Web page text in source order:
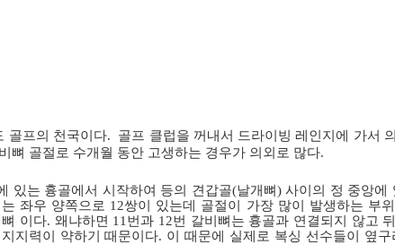
골프의 천국이다.
골프 클럽을 꺼내서 드라이빙 레인지에 가서
뼈 골절로 수개월 동안 고생하는 경우가 의외로 많다.
있는 흉골에서 시작하여 등의 견갑골(날개뼈)사이의 정 중앙에
좌우 양쪽으로 12쌍이 있는데 골절이 가장 많이 발생하는 부
이다. 왜냐하면 11 번과 12번 갈비뼈는 흉골과 연결되지 않고
지력이 약하기 때문이다. 이 때문에 실제로 복싱 선수들이 옆